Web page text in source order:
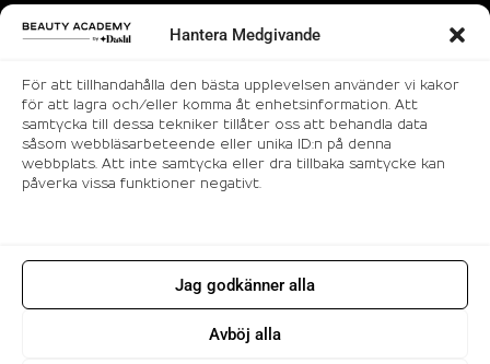
Hantera Medgivande
För att tillhandahålla den bästa upplevelsen använder vi kakor
för att lagra och/eller komma åt enhetsinformation. Att
samtycka till dessa tekniker tillåter oss att behandla data
såsom webbläsarbeteende eller unika ID:n på denna
webbplats. Att inte samtycka eller dra tillbaka samtycke kan
påverka vissa funktioner negativt.
Jag godkänner alla
Avböj alla
Följ oss
© 2026 Makeup utbildning i Stockholm |